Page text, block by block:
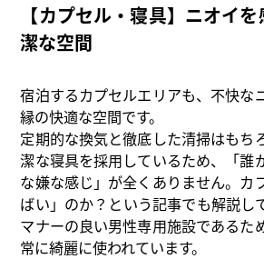
【カプセル・寝具】ニオイ
潔な空間
宿泊するカプセルエリアも、不快な
縁の快適な空間です。
定期的な換気と徹底した清掃はもち
潔な寝具を採用しているため、「誰
な嫌な感じ」が全くありません。 カ
ばい」のか？ という記事でも解説し
マナーの良い男性専用施設であるた
常に綺麗に使われています。